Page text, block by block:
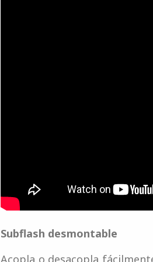
Subflash desmontable
Acopla o desacopla